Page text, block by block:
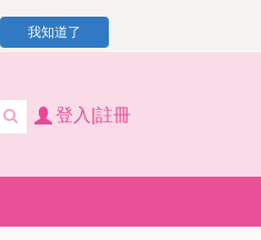
我知道了
登入|註冊